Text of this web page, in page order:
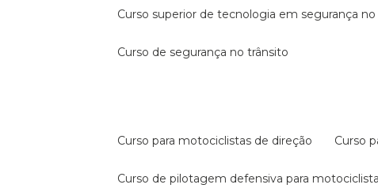
curso superior de tecnologia em segurança
curso de segurança no trânsito
curso para motociclistas de direção curso
curso de pilotagem defensiva para